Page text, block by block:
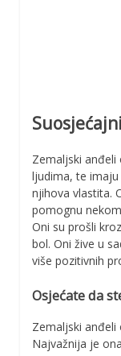
Zemaljski
ljudima, te
njihova vlastita.
pomognu
Oni su prošli
bol. Oni žive u
više pozitivnih
Osjećate da
Zemaljski anđeli
Najvažnija je